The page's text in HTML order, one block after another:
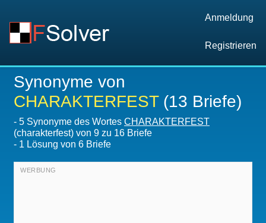
Anmeldung
Registrieren
Synonyme von
CHARAKTERFEST(13 Briefe)
- 5 Synonyme des Wortes CHARAKTERFEST
(charakterfest) von 9 zu 16 Briefe
- 1 Lösung von 6 Briefe